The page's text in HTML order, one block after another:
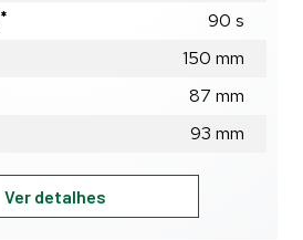
* 90 s
150 mm
87 mm
93 mm
Ver detalhes
-